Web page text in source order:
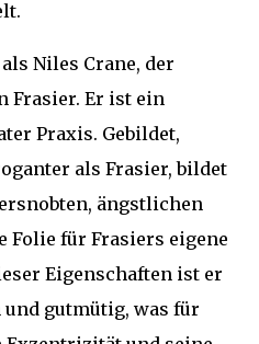
Niles Crane, der
Frasier. Er ist ein
Praxis. Gebildet,
als Frasier, bildet
ängstlichen
Folie für Frasiers eigene
Eigenschaften ist er
gutmütig, was für